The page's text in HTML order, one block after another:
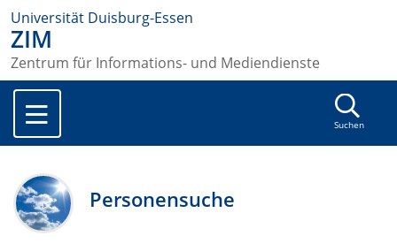
Universität Duisburg-Essen
ZIM
Zentrum für Informations- und Mediendienste
Suchen
Personensuche